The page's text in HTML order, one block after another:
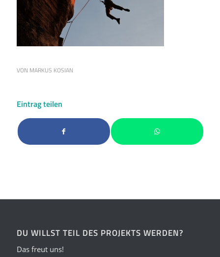
VON MARKUS KOSIAN
Eintrag teilen
DU WILLST TEIL DES PROJEKTS WERDEN?
Das freut uns!